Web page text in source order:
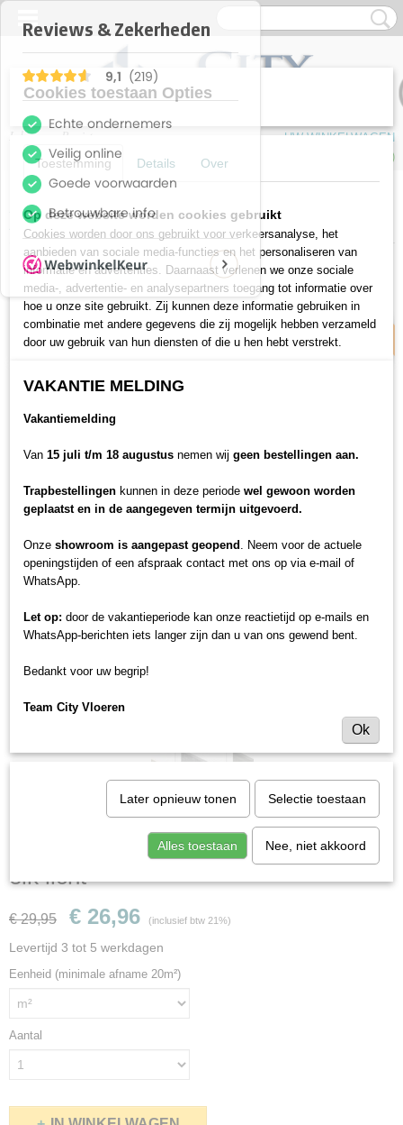
Inloggen Registreren
UW WINKELWAGEN
(0)
Home>Vloeren>Laminaat> Quickstep
Quickstep Impressive IM1854
Zachte eik licht
10% korting
Quickstep Impressive IM1854 Zachte
eik licht
€ 29,95 € 26,96 (inclusief btw 21%)
Levertijd 3 tot 5 werkdagen
Eenheid (minimale afname 20m²)
Aantal
Cookies toestaan Opties
Toestemming Details Over
Op deze website worden cookies gebruikt
Cookies worden door ons gebruikt voor verkeersanalyse, het
aanbieden van sociale media-functies en het personaliseren van
informatie en advertenties. Daarnaast verlenen we onze sociale
media-, advertentie- en analysepartners toegang tot informatie over
hoe u onze site gebruikt. Zij kunnen deze informatie gebruiken in
combinatie met andere gegevens die zij mogelijk hebben verzameld
door uw gebruik van hun diensten of die u hen hebt verstrekt.
VAKANTIE MELDING
Vakantiemelding
Van 15 juli t/m 18 augustus nemen wij geen bestellingen aan.
Trapbestellingen kunnen in deze periode wel gewoon worden
geplaatst en in de aangegeven termijn uitgevoerd.
Onze showroom is aangepast geopend . Neem voor de actuele
openingstijden of een afspraak contact met ons op via e-mail of
WhatsApp.
Let op: door de vakantieperiode kan onze reactietijd op e-mails en
WhatsApp-berichten iets langer zijn dan u van ons gewend bent.
Bedankt voor uw begrip!
Team City Vloeren
Ok
Later opnieuw tonen Selectie toestaan
Alles toestaan Nee, niet akkoord